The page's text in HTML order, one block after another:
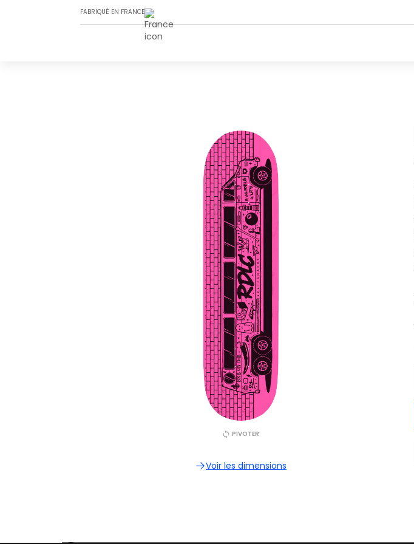
FABRIQUÉ EN FRANCE
PIVOTER
Voir les dimensions